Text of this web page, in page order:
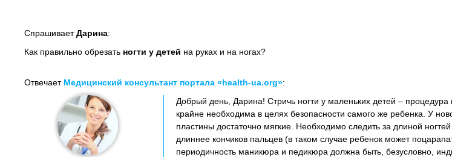
СпрашиваетДарина:
Как правильно обрезать ногти у детей на руках и на ногах?
Отвечает Медицинский консультант портала «health-ua.org»:
Добрый день, Дарина! Стричь ногти у маленьких детей – процедура
крайне необходима в целях безопасности самого же ребенка. У
пластины достаточно мягкие. Необходимо следить за длиной
длиннее кончиков пальцев (в таком случае ребенок может
периодичность маникюра и педикюра должна быть, безусловно,